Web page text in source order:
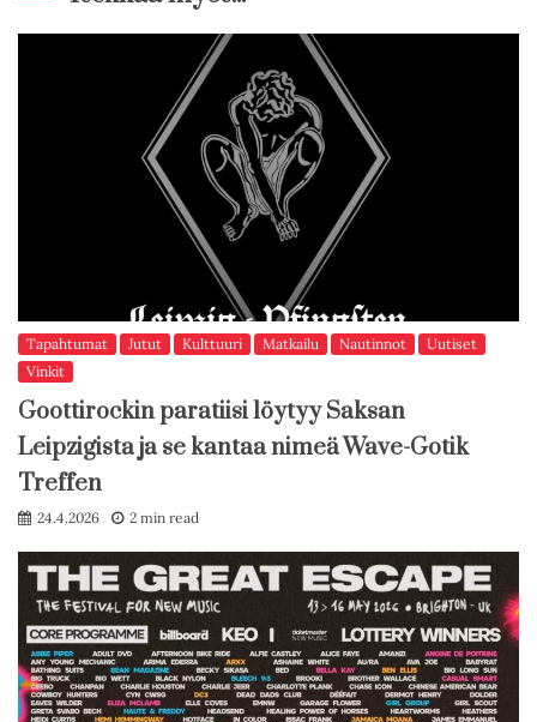
Tapahtumat Jutut Kulttuuri Matkailu Nautinnot
Uutiset
Vinkit
Goottirockin paratiisi löytyy Saksan
Leipzigista ja se kantaa nimeä Wave-Gotik
Treffen
24.4.2026 2 min read